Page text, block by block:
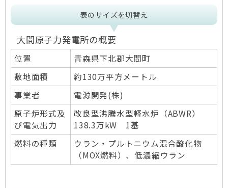
表のサイズを切替え
大間原子力発電所の概要
位置
青森県下北郡大間町
敷地面積
約130万平方メートル
事業者
電源開発(株)
原子炉形式及
び電気出力
改良型沸騰水型軽水炉（ABWR）
138.3万kW 1基
燃料の種類
ウラン・プルトニウム混合酸化物
（MOX燃料）、低濃縮ウラン